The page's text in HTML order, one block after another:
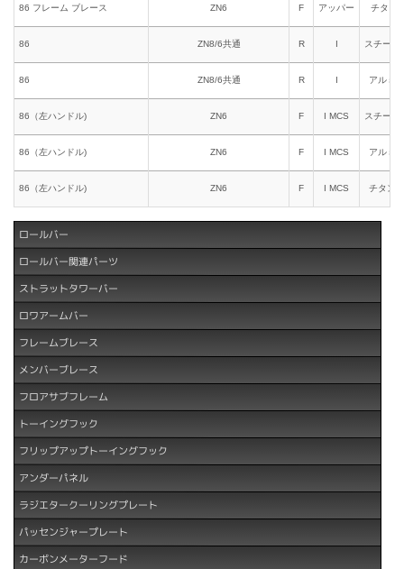
86 フレーム ブレース ZN6 F アッパー チタン
86 ZN8/6共通 R I スチール
86 ZN8/6共通 R I アルミ
86（左ハンドル) ZN6 F I MCS スチール
86（左ハンドル) ZN6 F I MCS アルミ
86（左ハンドル) ZN6 F I MCS チタン
ロールバー
ロールバー関連パーツ
ストラットタワーバー
ロワアームバー
フレームブレース
メンバーブレース
フロアサブフレーム
トーイングフック
フリップアップトーイングフック
アンダーパネル
ラジエタークーリングプレート
パッセンジャープレート
カーボンメーターフード